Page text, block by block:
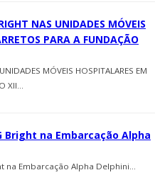
NAS UNIDADES MÓVEIS
PARA A FUNDAÇÃO
MÓVEIS HOSPITALARES EM
XII...
Bright na Embarcação Alpha
na Embarcação Alpha Delphini...